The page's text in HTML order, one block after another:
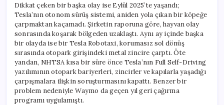
Dikkat çeken bir başka olay ise Eylül 2025’te yaşandı;
Tesla’nın otonom sürüş sistemi, aniden yola çıkan bir köpeğe
çarpmaktan kaçamadı. Şirketin raporuna göre, hayvan olay
sonrasında koşarak bölgeden uzaklaştı. Aynı ay içinde başka
bir olayda ise bir Tesla Robotaxi, korumasız sol dönüş
sırasında otopark girişindeki metal zincire çarptı. Öte
yandan, NHTSA kısa bir süre önce Tesla’nın Full Self-Driving
yazılımının otopark bariyerleri, zincirler ve kapılarla yaşadığı
çarpışmalara ilişkin soruşturmasını kapattı. Benzer bir
problem nedeniyle Waymo da geçen yıl geri çağırma
programı uygulamıştı.